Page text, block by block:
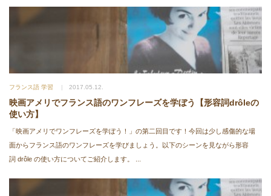
フランス語 学習 2017.05.12.
映画アメリでフランス語のワンフレーズを学ぼう【形容詞drôleの
使い方】
「映画アメリでワンフレーズを学ぼう！」の第二回目です！今回は少し感傷的な場
面からフランス語のワンフレーズを学びましょう。以下のシーンを見ながら形容
詞 drôle の使い方についてご紹介します。 ...